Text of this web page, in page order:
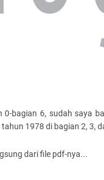
bagian 6, sudah saya
1978 di bagian 2, 3,
dari file pdf-nya...